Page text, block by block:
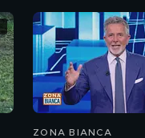
ZONA BIANCA